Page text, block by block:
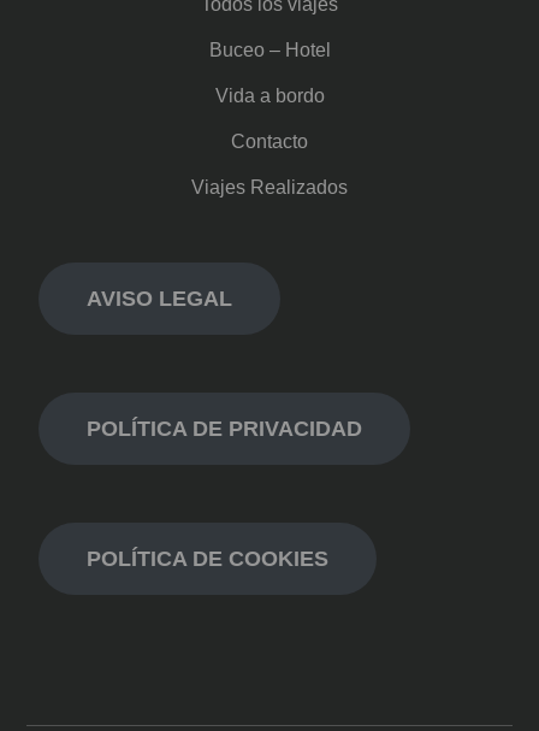
Buceo – Hotel
Vida a bordo
Contacto
Viajes Realizados
AVISO LEGAL
POLÍTICA DE PRIVACIDAD
POLÍTICA DE COOKIES